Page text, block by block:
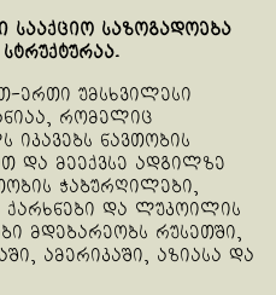
სააქციო საზოგადოება
უმსხვილესი
რომელიც
ნავთობის
და მეექვსე ადგილზე
ჭაბურღილები,
ქარხნები და ლუკოილის
მდებარეობს რუსეთში,
ამერიკაში, აზიასა და